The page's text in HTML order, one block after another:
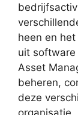
heen en
uit
Asset
beheren,
deze
organisatie.